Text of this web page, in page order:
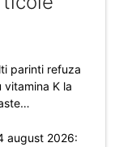
parinti refuza
vitamina K la
august 2026: